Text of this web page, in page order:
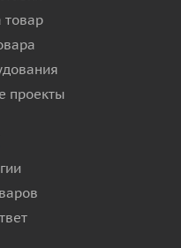
товар
проекты